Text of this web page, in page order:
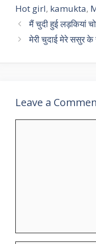
Hot girl, kamukta,
मैं चुदी हुई लड़कियां
मेरी चुदाई मेरे ससुर के
Leave a